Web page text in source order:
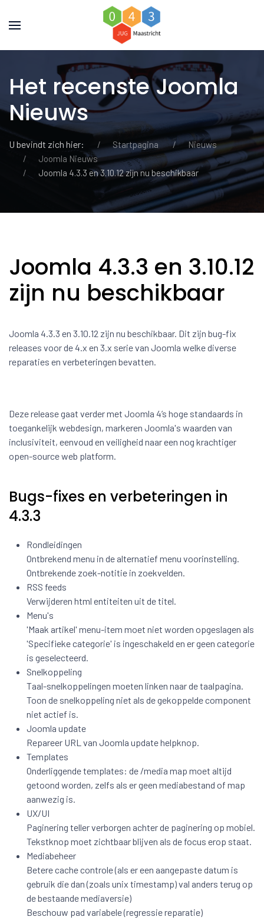
Het recenste Joomla
Nieuws
U bevindt zich hier: Startpagina
Nieuws
Joomla Nieuws
Joomla 4.3.3 en 3.10.12 zijn nu beschikbaar
Joomla 4.3.3 en 3.10.12
zijn nu beschikbaar
Joomla 4.3.3 en 3.10.12 zijn nu beschikbaar. Dit zijn bug-fix
releases voor de 4.x en 3.x serie van Joomla welke diverse
reparaties en verbeteringen bevatten.
Deze release gaat verder met Joomla 4’s hoge standaards in
toegankelijk webdesign, markeren Joomla's waarden van
inclusiviteit, eenvoud en veiligheid naar een nog krachtiger
open-source web platform.
Bugs-fixes en verbeteringen in
4.3.3
Rondleidingen
Ontbrekend menu in de alternatief menu voorinstelling.
Ontbrekende zoek-notitie in zoekvelden.
RSS feeds
Verwijderen html entiteiten uit de titel.
Menu's
'Maak artikel' menu-item moet niet worden opgeslagen als
'Specifieke categorie' is ingeschakeld en er geen categorie
is geselecteerd.
Snelkoppeling
Taal-snelkoppelingen moeten linken naar de taalpagina.
Toon de snelkoppeling niet als de gekoppelde component
niet actief is.
Joomla update
Repareer URL van Joomla update helpknop.
Templates
Onderliggende templates: de /media map moet altijd
getoond worden, zelfs als er geen mediabestand of map
aanwezig is.
UX/UI
Paginering teller verborgen achter de paginering op mobiel.
Tekstknop moet zichtbaar blijven als de focus erop staat.
Mediabeheer
Betere cache controle (als er een aangepaste datum is
gebruik die dan (zoals unix timestamp) val anders terug op
de bestaande mediaversie)
Beschouw pad variabele (regressie reparatie)